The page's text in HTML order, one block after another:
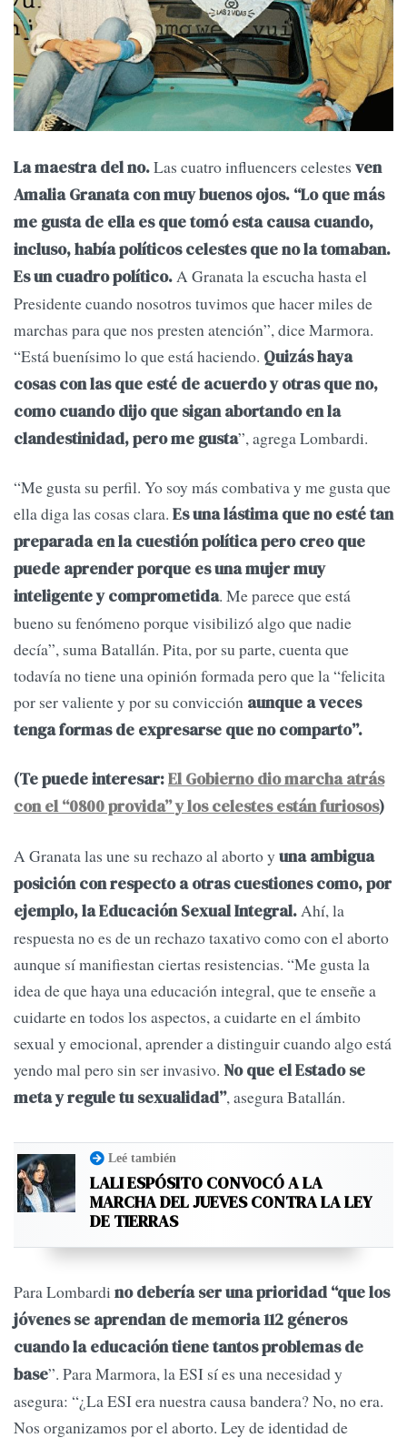
La maestra del no.Las cuatro influencers celestes ven
Amalia Granata con muy buenos ojos. “Lo que más
me gusta de ella es que tomó esta causa cuando,
incluso, había políticos celestes que no la tomaban.
Es un cuadro político. A Granata la escucha hasta el
Presidente cuando nosotros tuvimos que hacer miles de
marchas para que nos presten atención”, dice Marmora.
“Está buenísimo lo que está haciendo. Quizás haya
cosas con las que esté de acuerdo y otras que no,
como cuando dijo que sigan abortando en la
clandestinidad, pero me gusta”, agrega Lombardi.
“Me gusta su perfil. Yo soy más combativa y me gusta que
ella diga las cosas clara. Es una lástima que no esté tan
preparada en la cuestión política pero creo que
puede aprender porque es una mujer muy
inteligente y comprometida. Me parece que está
bueno su fenómeno porque visibilizó algo que nadie
decía”, suma Batallán. Pita, por su parte, cuenta que
todavía no tiene una opinión formada pero que la “felicita
por ser valiente y por su convicción aunque a veces
tenga formas de expresarse que no comparto”.
(Te puede interesar:El Gobierno dio marcha atrás
con el “0800 provida” y los celestes están furiosos)
A Granata las une su rechazo al aborto y una ambigua
posición con respecto a otras cuestiones como, por
ejemplo, la Educación Sexual Integral. Ahí, la
respuesta no es de un rechazo taxativo como con el aborto
aunque sí manifiestan ciertas resistencias. “Me gusta la
idea de que haya una educación integral, que te enseñe a
cuidarte en todos los aspectos, a cuidarte en el ámbito
sexual y emocional, aprender a distinguir cuando algo está
yendo mal pero sin ser invasivo. No que el Estado se
meta y regule tu sexualidad”, asegura Batallán.
Leé también
LALI ESPÓSITO CONVOCÓ A LA
MARCHA DEL JUEVES CONTRA LA LEY
DE TIERRAS
Para Lombardi no debería ser una prioridad “que los
jóvenes se aprendan de memoria 112 géneros
cuando la educación tiene tantos problemas de
base”. Para Marmora, la ESI sí es una necesidad y
asegura: “¿La ESI era nuestra causa bandera? No, no era.
Nos organizamos por el aborto. Ley de identidad de